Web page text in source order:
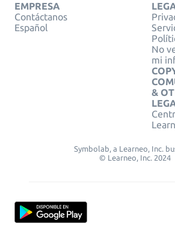
EMPRESA
Contáctanos
Español
No
mi
&
Symbolab, a Learneo, Inc.
© Learneo, Inc. 2024